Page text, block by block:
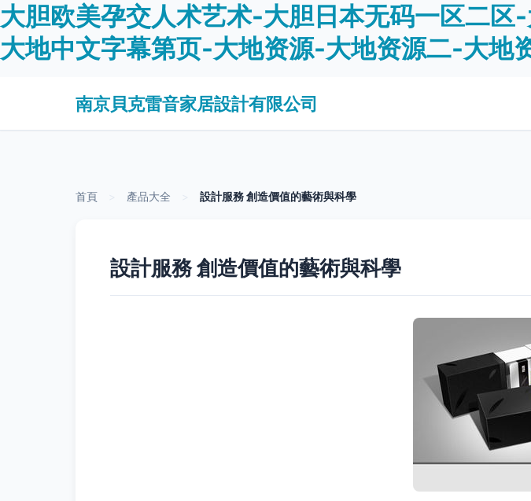
大胆欧美孕交人术艺术-大胆日本无码一区二
大地中文字幕第页-大地资源-大地资源二-大地
南京貝克雷音家居設計有限公司
首頁 產品大全 設計服務 創造價值的藝術與科學
設計服務 創造價值的藝術與科學